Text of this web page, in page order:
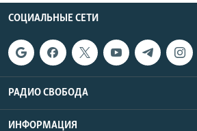
СОЦИАЛЬНЫЕ СЕТИ
РАДИО СВОБОДА
ИНФОРМАЦИЯ